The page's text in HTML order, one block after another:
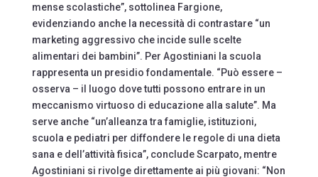
mense scolastiche”, sottolinea Fargione,
evidenziando anche la necessità di contrastare “un
marketing aggressivo che incide sulle scelte
alimentari dei bambini”. Per Agostiniani la scuola
rappresenta un presidio fondamentale. “Può essere –
osserva – il luogo dove tutti possono entrare in un
meccanismo virtuoso di educazione alla salute”. Ma
serve anche “un’alleanza tra famiglie, istituzioni,
scuola e pediatri per diffondere le regole di una dieta
sana e dell’attività fisica”, conclude Scarpato, mentre
Agostiniani si rivolge direttamente ai più giovani: “Non